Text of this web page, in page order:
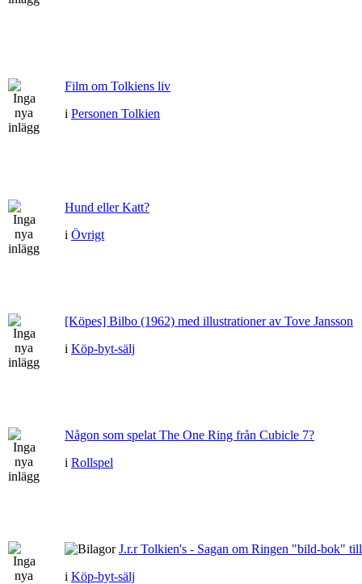
Film om Tolkiens liv
i Personen Tolkien
Hund eller Katt?
i Övrigt
[Köpes] Bilbo (1962) med illustrationer av Tove Jansson
i Köp-byt-sälj
Någon som spelat The One Ring från Cubicle 7?
i Rollspel
J.r.r Tolkien's - Sagan om Ringen "bild-bok"
i Köp-byt-sälj